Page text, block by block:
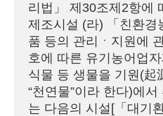
리법」 제30조제2항에
제조시설 (라) 「친환경
품 등의 관리ㆍ지원에
호에 따른 유기농어업
식물 등 생물을 기원(起
“천연물”이라 한다)에
는 다음의 시설[「대기